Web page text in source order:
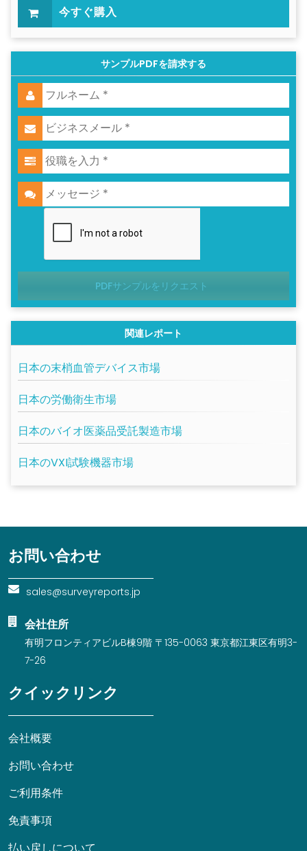
今すぐ購入
サンプルPDFを請求する
PDFサンプルをリクエスト
関連レポート
日本の末梢血管デバイス市場
日本の労働衛生市場
日本のバイオ医薬品受託製造市場
日本のVXI試験機器市場
お問い合わせ
sales@surveyreports.jp
会社住所
有明フロンティアビルB棟9階 〒135-0063 東京都江東区有明3-
7-26
クイックリンク
会社概要
お問い合わせ
ご利用条件
免責事項
払い戻しについて